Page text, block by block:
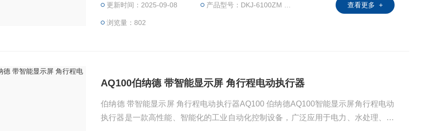
速器自锁，电机无须有制动器，因而大减少故障次数。
更新时间：2025-09-08 产品型号：DKJ-6100ZM DKJ-7100ZM
浏览量：802
查看更多 +
AQ100伯纳德 带智能显示屏 角行程电动执行器
伯纳德 带智能显示屏 角行程电动执行器AQ100 伯纳德AQ100智能显示屏角行程电动
执行器‌是一款高性能、智能化的工业自动化控制设备，广泛应用于电力、水处理、化